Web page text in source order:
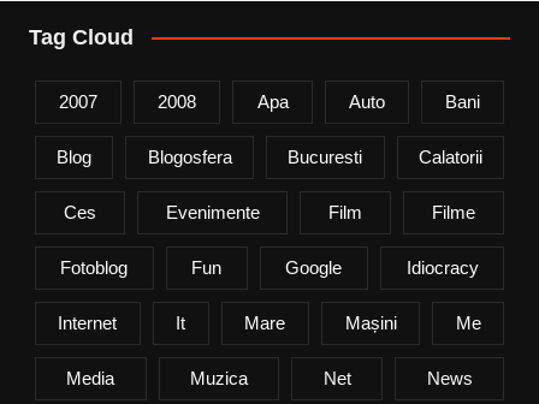
Tag Cloud
2007 2008 Apa Auto Bani
Blog Blogosfera Bucuresti Calatorii
Ces Evenimente Film Filme
Fotoblog Fun Google Idiocracy
Internet It Mare Mașini Me
Media Muzica Net News